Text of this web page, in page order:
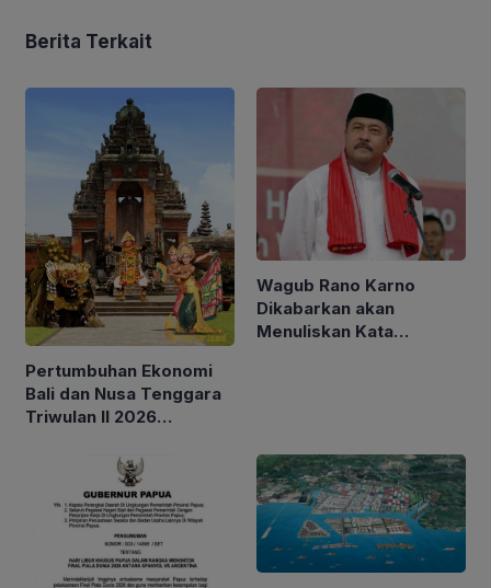
Berita Terkait
Pertumbuhan Ekonomi
Bali dan Nusa Tenggara
Triwulan II 2026
Wagub Rano Karno
Dikabarkan akan
Menuliskan Kata